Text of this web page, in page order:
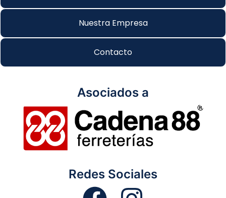
Nuestra Empresa
Contacto
Asociados a
Redes Sociales